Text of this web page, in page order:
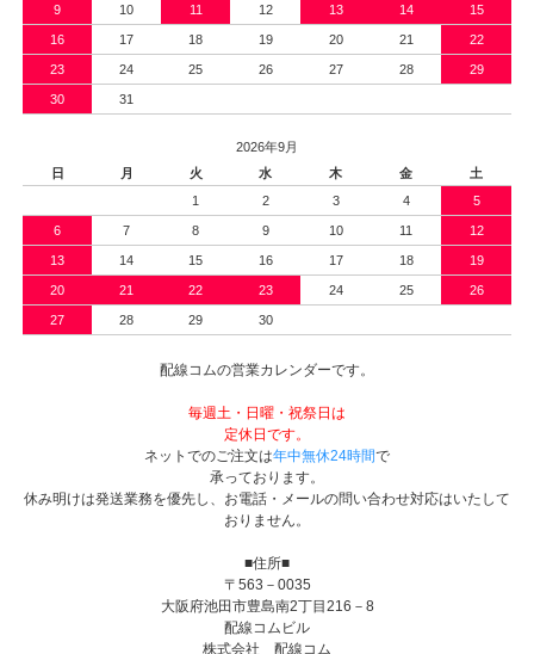
9 10 11 12 13 14 15
16 17 18 19 20 21 22
23 24 25 26 27 28 29
30 31
2026年9月
日
月 火 水 木 金
土
1
2 3 4 5
6 7 8 9 10 11 12
13 14 15 16 17 18 19
20 21 22 23 24 25 26
27 28 29 30
配線コムの営業カレンダーです。
毎週土・日曜・祝祭日は
定休日です。
ネットでのご注文は年中無休24時間で
承っております。
休み明けは発送業務を優先し、お電話・メールの問い合わせ対応はいたして
おりません。
■住所■
〒563－0035
大阪府池田市豊島南2丁目216－8
配線コムビル
株式会社 配線コム